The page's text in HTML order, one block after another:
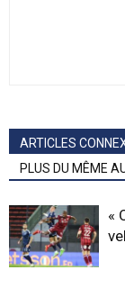
ARTICLES
PLUS DU MÊME
«